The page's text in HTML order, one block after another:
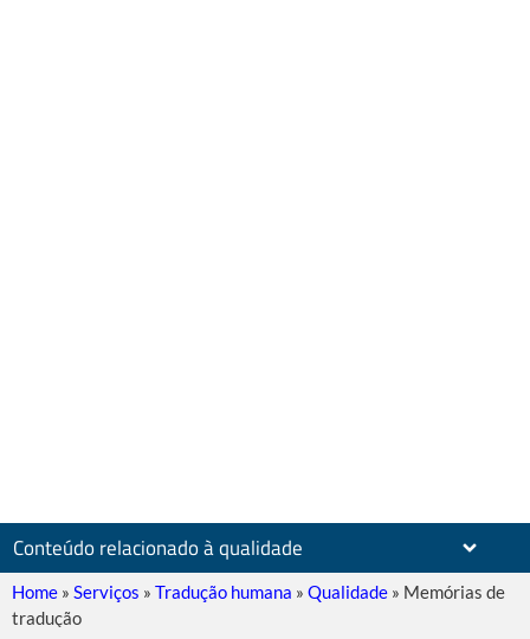
Conteúdo relacionado à qualidade
Home » Serviços » Tradução humana » Qualidade » Memórias de
tradução